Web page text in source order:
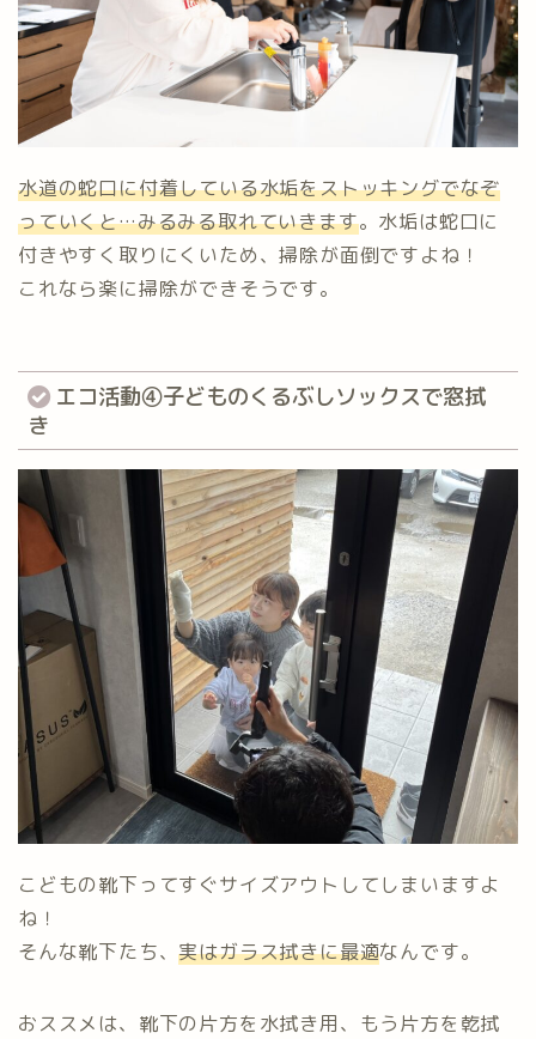
水道の蛇口に付着している水垢をストッキングでなぞ
っていくと…みるみる取れていきます。水垢は蛇口に
付きやすく取りにくいため、掃除が面倒ですよね！
これなら楽に掃除ができそうです。
エコ活動④子どものくるぶしソックスで窓拭
き
こどもの靴下ってすぐサイズアウトしてしまいますよ
ね！
そんな靴下たち、実はガラス拭きに最適なんです。
おススメは、靴下の片方を水拭き用、もう片方を乾拭